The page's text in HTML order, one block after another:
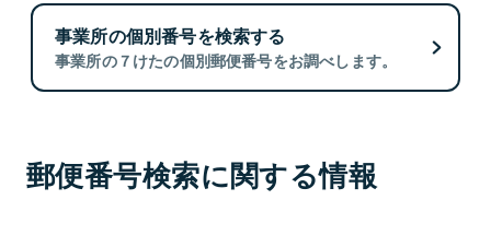
事業所の個別番号を検索する
事業所の７けたの個別郵便番号をお調べします。
郵便番号検索に関する情報